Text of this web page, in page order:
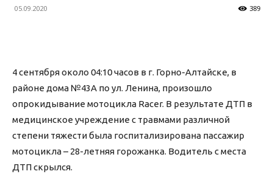
05.09.2020 389
4 сентября около 04:10 часов в г. Горно-Алтайске, в
районе дома №43А по ул. Ленина, произошло
опрокидывание мотоцикла Racer. В результате ДТП в
медицинское учреждение с травмами различной
степени тяжести была госпитализирована пассажир
мотоцикла – 28-летняя горожанка. Водитель с места
ДТП скрылся.